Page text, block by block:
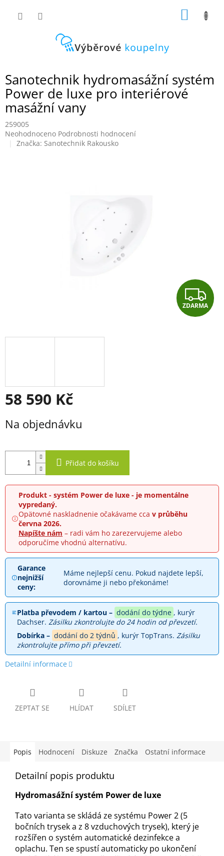
Sanotechnik hydromasážní systém
Power de luxe pro interiérové
masážní vany
259005
Průměrné
hodnocení
Neohodnoceno Podrobnosti hodnocení
Značka: Sanotechnik Rakousko
Z
D
ZDARMA
58 590 Kč
cena:
Na objednávku
Přidat do košíku
Produkt - systém Power de luxe - je momentálne
vypredaný.
Opätovné naskladnenie očakávame ccav průběhu
června 2026.
Napíšte nám – radi vám ho zarezervujeme alebo
odporučíme vhodnú alternatívu.
Garance
nejnižší
ceny:
Máme nejlepší cenu. Pokud najdete lepší,
dorovnáme ji nebo překonáme!
Platba převodem / kartou – dodání do týdne , kurýr
Dachser. Zásilku zkontrolujte do 24 hodin od převzetí.
Dobírka – dodání do 2 týdnů , kurýr TopTrans. Zásilku
zkontrolujte přímo při převzetí.
Detailní informace
ZEPTAT SE HLÍDAT SDÍLET
Popis Hodnocení Diskuze Značka Ostatní informace
Detailní popis produktu
Hydromasážní systém Power de luxe
Tato varianta se skládá ze systému Power 2 (5
bočních trysek a z 8 vzduchových trysek), který je
rozšířen o systém automatické dezinfekce a
oplachu. Ten se spustí automaticky po ukončení